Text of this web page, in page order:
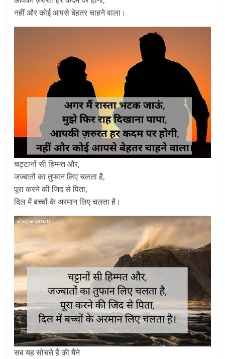
नहीं और कोई आपसे बेहतर चाहने वाला।
चट्टानों सी हिम्मत और,
जज्बातों का तुफान लिए चलता है,
पूरा करने की जिद से पिता,
दिल में बच्चों के अरमान लिए चलता है।
सब यह सोचते हैं की मैंने